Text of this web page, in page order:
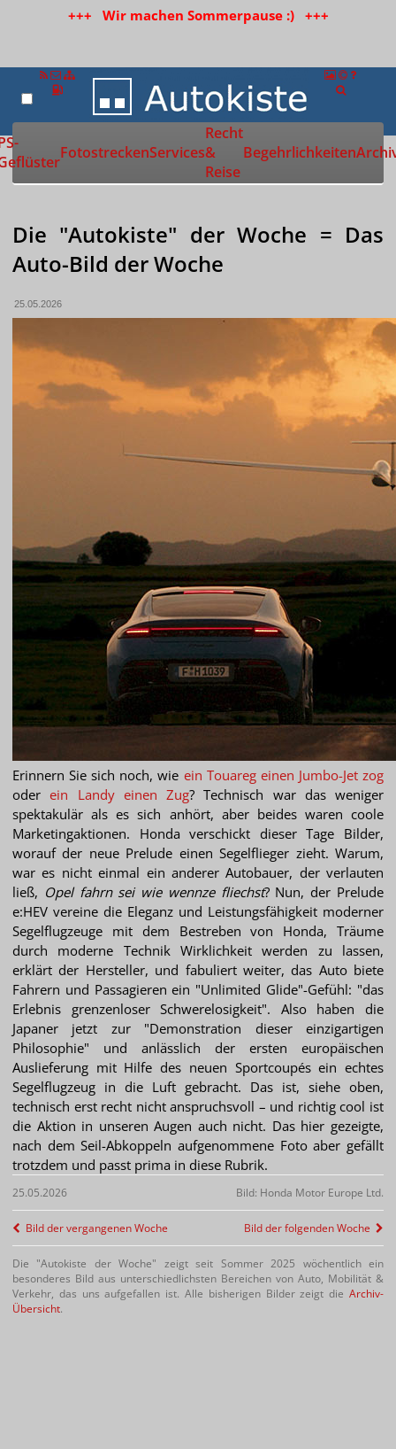
+++ Wir machen Sommerpause :) +++
Zur Startseite
FotostreckenServices
Recht
&
Reise
Begehrlichkeiten
Die "Autokiste" der Woche = Das
Auto-Bild der Woche
25.05.2026
Erinnern Sie sich noch, wie ein Touareg einen Jumbo-Jet zog
oderein Landy einen Zug? Technisch war das weniger
spektakulär als es sich anhört, aber beides waren coole
Marketingaktionen. Honda verschickt dieser Tage Bilder,
worauf der neue Prelude einen Segelflieger zieht. Warum,
war es nicht einmal ein anderer Autobauer, der verlauten
ließ, Opel fahrn sei wie wennze fliechst? Nun, der Prelude
e:HEV vereine die Eleganz und Leistungsfähigkeit moderner
Segelflugzeuge mit dem Bestreben von Honda, Träume
durch moderne Technik Wirklichkeit werden zu lassen,
erklärt der Hersteller, und fabuliert weiter, das Auto biete
Fahrern und Passagieren ein "Unlimited Glide"-Gefühl: "das
Erlebnis grenzenloser Schwerelosigkeit". Also haben die
Japaner jetzt zur "Demonstration dieser einzigartigen
Philosophie" und anlässlich der ersten europäischen
Auslieferung mit Hilfe des neuen Sportcoupés ein echtes
Segelflugzeug in die Luft gebracht. Das ist, siehe oben,
technisch erst recht nicht anspruchsvoll – und richtig cool ist
die Aktion in unseren Augen auch nicht. Das hier gezeigte,
nach dem Seil-Abkoppeln aufgenommene Foto aber gefällt
trotzdem und passt prima in diese Rubrik.
25.05.2026 Bild: Honda Motor Europe Ltd.
Bild der vergangenen Woche Bild der folgenden Woche
Die "Autokiste der Woche" zeigt seit Sommer 2025 wöchentlich ein
besonderes Bild aus unterschiedlichsten Bereichen von Auto, Mobilität &
Verkehr, das uns aufgefallen ist. Alle bisherigen Bilder zeigt die Archiv-
Übersicht.